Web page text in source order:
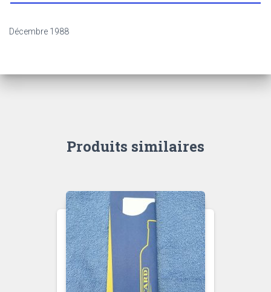
Décembre 1988
Produits similaires